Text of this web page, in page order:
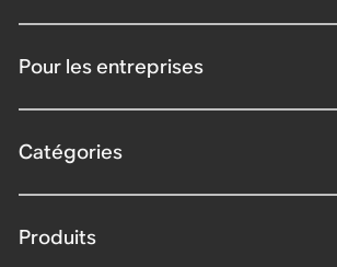
Pour les entreprises
Catégories
Produits